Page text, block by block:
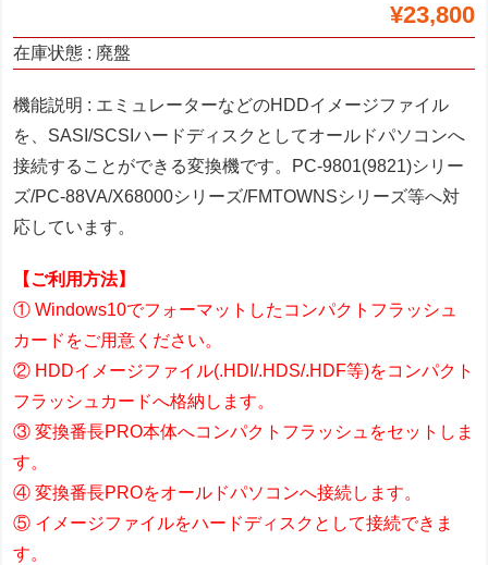
¥23,800
在庫状態 : 廃盤
機能説明 : エミュレーターなどのHDDイメージファイル
を、SASI/SCSIハードディスクとしてオールドパソコンへ
接続することができる変換機です。PC-9801(9821)シリー
ズ/PC-88VA/X68000シリーズ/FMTOWNSシリーズ等へ対
応しています。
【ご利用方法】
① Windows10でフォーマットしたコンパクトフラッシュ
カードをご用意ください。
② HDDイメージファイル(.HDI/.HDS/.HDF等)をコンパクト
フラッシュカードへ格納します。
③ 変換番長PRO本体へコンパクトフラッシュをセットしま
す。
④ 変換番長PROをオールドパソコンへ接続します。
⑤ イメージファイルをハードディスクとして接続できま
す。